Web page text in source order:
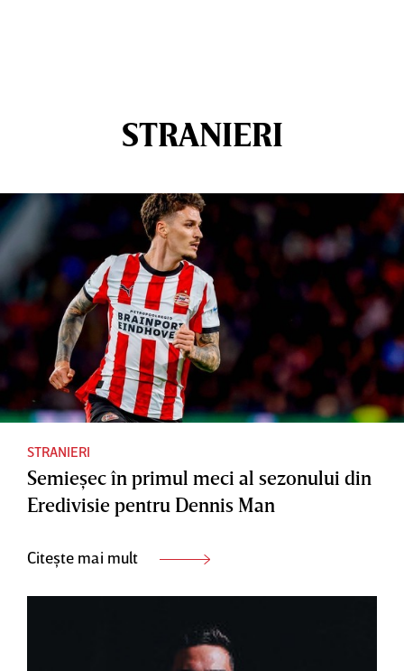
STRANIERI
STRANIERI
Semieşec în primul meci al sezonului din
Eredivisie pentru Dennis Man
Citește mai mult